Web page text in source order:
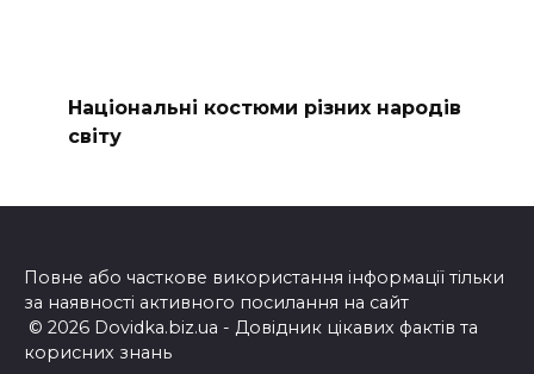
Національні костюми різних народів
світу
Повне або часткове використання інформації тільки
за наявності активного посилання на сайт
© 2026 Dovidka.biz.ua - Довідник цікавих фактів та
корисних знань